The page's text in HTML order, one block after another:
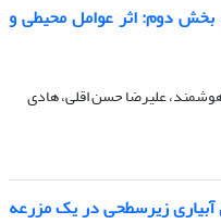
دوم: اثر عوامل محیطی و
علیرضا حسن اقلی، هادی
زیرسطحی در یک مزرعه